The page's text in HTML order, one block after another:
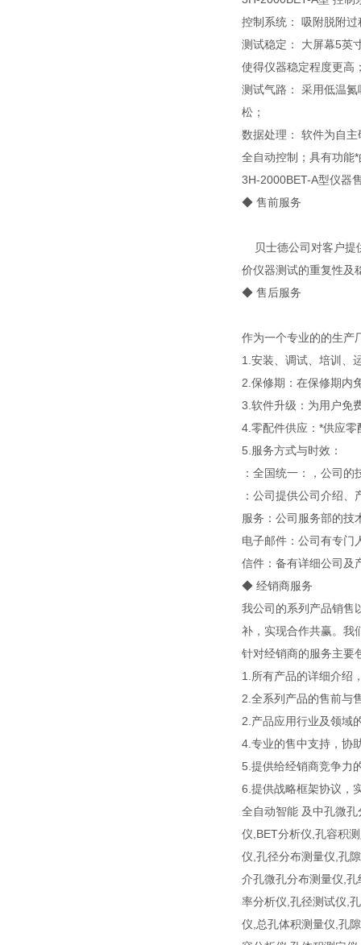
控制系统： 吸附脱附
测试稳定： 大屏幕5英
使得仪器稳定程度更高
测试气路： 采用低温
松；
数据处理： 软件为自
全自动控制；具有功能
3H-2000BET-A型仪器
◆ 售前服务
贝士德公司对客户提
价仪器测试的重复性及
◆ 售后服务
作为一个专业的的生产
1.安装、调试、培训、
2.保修期：在保修期内
3.软件升级：为用户免
4.零配件供应：*供应零
5.服务方式与时效：
：全国统一：，公司
：公司提供公司介绍
服务：公司服务部的技
电子邮件：公司有专门
信件：备有详细公司及
◆ 经销商服务
我公司的系列产品销售
补，实现合作共赢。我
针对经销商的服务主要
1.所有产品的详细介绍
2.全系列产品的售前与
2.产品应用行业及领域
4.专业的售中支持，协
5.提供给经销商竞争力
6.提供战略框架协议，
全自动智能 及中孔微
仪,BET分析仪,孔容积
仪,孔径分布测量仪,孔
介孔微孔分布测量仪,
率分析仪,孔径测试仪,
仪,总孔体积测量仪,孔